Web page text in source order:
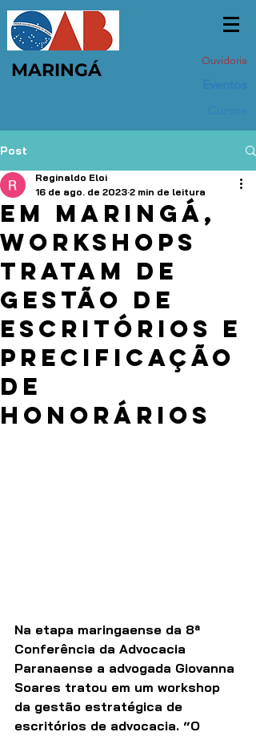
MARINGÁ Ouvidoria
Post
Em Maringá,
workshops
tratam de
gestão de
escritórios e
precificação
de
honorários
Reginaldo Eloi
16 de ago. de 2023 2 min de leitura
Na etapa maringaense da 8ª
Conferência da Advocacia
Paranaense a advogada Giovanna
Soares tratou em um workshop
da gestão estratégica de
escritórios de advocacia. “O